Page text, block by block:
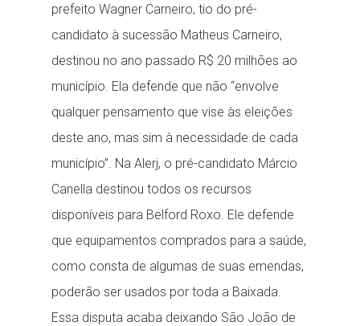
prefeito Wagner Carneiro, tio do pré-
candidato à sucessão Matheus Carneiro,
destinou no ano passado R$ 20 milhões ao
município. Ela defende que não “envolve
qualquer pensamento que vise às eleições
deste ano, mas sim à necessidade de cada
município”. Na Alerj, o pré-candidato Márcio
Canella destinou todos os recursos
disponíveis para Belford Roxo. Ele defende
que equipamentos comprados para a saúde,
como consta de algumas de suas emendas,
poderão ser usados por toda a Baixada.
Essa disputa acaba deixando São João de